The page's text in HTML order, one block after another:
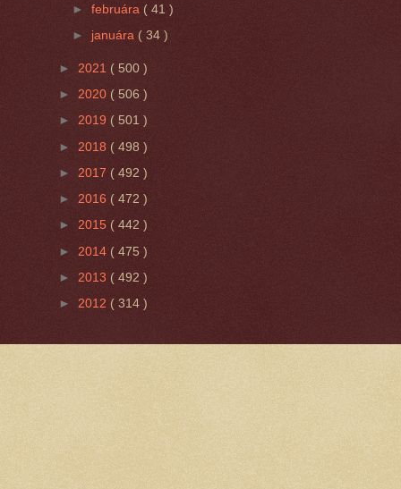
►februára ( 41 )
► januára( 34 )
► 2021 ( 500 )
► 2020 ( 506 )
► 2019 ( 501 )
► 2018 ( 498 )
► 2017 ( 492 )
► 2016 ( 472 )
► 2015 ( 442 )
► 2014 ( 475 )
► 2013 ( 492 )
► 2012 ( 314 )